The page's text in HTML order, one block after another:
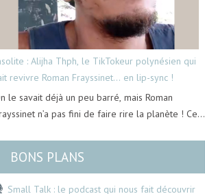
: Alijha Thph, le TikTokeur polynésien qui
revivre Roman Frayssinet… en lip-sync !
le savait déjà un peu barré, mais Roman
n’a pas fini de faire rire la planète ! Ce…
BONS PLANS
Small Talk : le podcast qui nous fait découvrir